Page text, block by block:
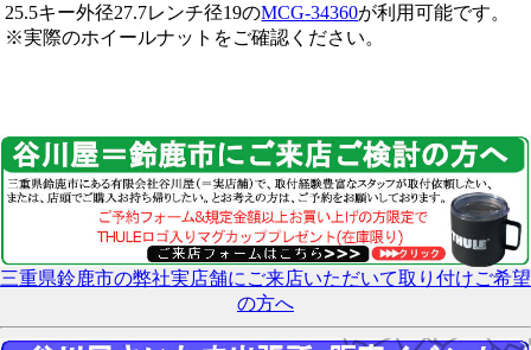
25.5キー外径27.7レンチ径19のMCG-34360が利用可能です。
※実際のホイールナットをご確認ください。
三重県鈴鹿市の弊社実店舗にご来店いただいて取り付けご希望
の方へ